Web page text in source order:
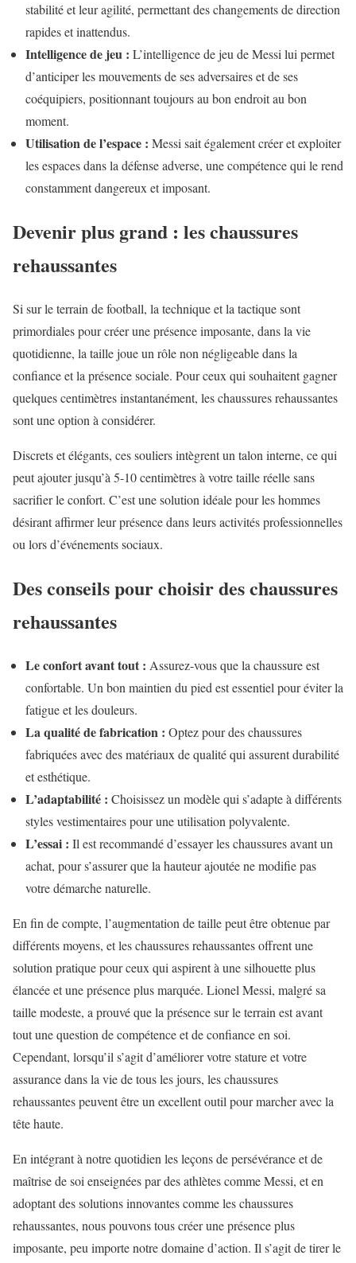
stabilité et leur agilité, permettant des changements de direction
rapides et inattendus.
Intelligence de jeu : L’intelligence de jeu de Messi lui permet
d’anticiper les mouvements de ses adversaires et de ses
coéquipiers, positionnant toujours au bon endroit au bon
moment.
Utilisation de l’espace : Messi sait également créer et exploiter
les espaces dans la défense adverse, une compétence qui le rend
constamment dangereux et imposant.
Devenir plus grand : les chaussures
rehaussantes
Si sur le terrain de football, la technique et la tactique sont
primordiales pour créer une présence imposante, dans la vie
quotidienne, la taille joue un rôle non négligeable dans la
confiance et la présence sociale. Pour ceux qui souhaitent gagner
quelques centimètres instantanément, les chaussures rehaussantes
sont une option à considérer.
Discrets et élégants, ces souliers intègrent un talon interne, ce qui
peut ajouter jusqu’à 5-10 centimètres à votre taille réelle sans
sacrifier le confort. C’est une solution idéale pour les hommes
désirant affirmer leur présence dans leurs activités professionnelles
ou lors d’événements sociaux.
Des conseils pour choisir des chaussures
rehaussantes
Le confort avant tout : Assurez-vous que la chaussure est
confortable. Un bon maintien du pied est essentiel pour éviter la
fatigue et les douleurs.
La qualité de fabrication : Optez pour des chaussures
fabriquées avec des matériaux de qualité qui assurent durabilité
et esthétique.
L’adaptabilité : Choisissez un modèle qui s’adapte à différents
styles vestimentaires pour une utilisation polyvalente.
L’essai : Il est recommandé d’essayer les chaussures avant un
achat, pour s’assurer que la hauteur ajoutée ne modifie pas
votre démarche naturelle.
En fin de compte, l’augmentation de taille peut être obtenue par
différents moyens, et les chaussures rehaussantes offrent une
solution pratique pour ceux qui aspirent à une silhouette plus
élancée et une présence plus marquée. Lionel Messi, malgré sa
taille modeste, a prouvé que la présence sur le terrain est avant
tout une question de compétence et de confiance en soi.
Cependant, lorsqu’il s’agit d’améliorer votre stature et votre
assurance dans la vie de tous les jours, les chaussures
rehaussantes peuvent être un excellent outil pour marcher avec la
tête haute.
En intégrant à notre quotidien les leçons de persévérance et de
maîtrise de soi enseignées par des athlètes comme Messi, et en
adoptant des solutions innovantes comme les chaussures
rehaussantes, nous pouvons tous créer une présence plus
imposante, peu importe notre domaine d’action. Il s’agit de tirer le